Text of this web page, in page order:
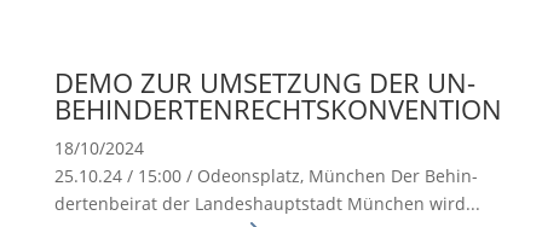
DEMO ZUR UMSETZUNG DER UN-
BEHINDERTENRECHTSKONVENTION
18/10/2024
25.10.24 / 15:00 / Odeons­platz, München Der Behin­
der­ten­beirat der Landes­haupt­stadt München wird...